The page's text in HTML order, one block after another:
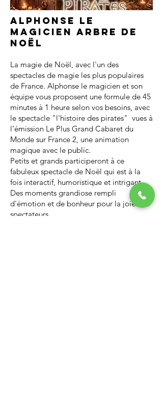
Alphonse le
magicien arbre de
noël
La magie de Noël, avec l'un des
spectacles de magie les plus populaires
de France. Alphonse le magicien et son
équipe vous proposent une formule de 45
minutes à 1 heure selon vos besoins, avec
le spectacle "l'histoire des pirates" vues à
l’émission Le Plus Grand Cabaret du
Monde sur France 2, une animation
magique avec le public.
Petits et grands participeront à ce
fabuleux spectacle de Noël qui est à la
fois interactif, humoristique et intrigant.
Des moments grandiose rempli
d'émotion et de bonheur pour la joie des
spectateurs.